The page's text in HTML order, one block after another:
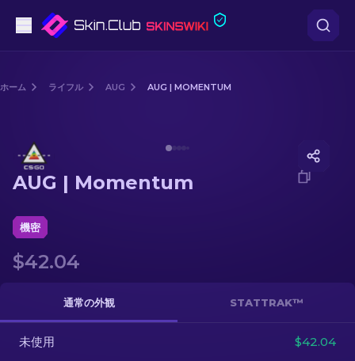
スナイパーライフル
グローブ
ケース
その他
ホーム ライフル AUG AUG | MOMENTUM
AUG | Momentum
機密
$42.04
通常の外観 STATTRAK™
未使用 $42.04